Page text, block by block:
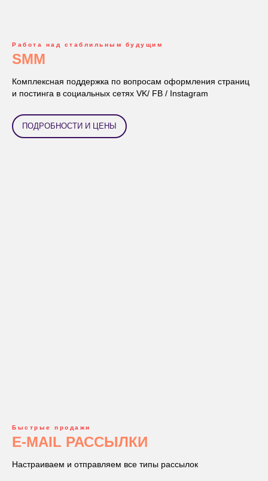
Работа над стаблильным будущим
SMM
Комплексная поддержка по вопросам оформления страниц
и постинга в социальных сетях VK/ FB / Instagram
ПОДРОБНОСТИ И ЦЕНЫ
Быстрые продажи
E-MAIL РАССЫЛКИ
Настраиваем и отправляем все типы рассылок